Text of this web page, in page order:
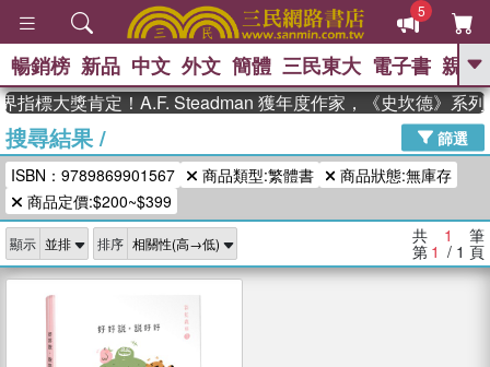
5
GO
高希均教授回憶錄
、 The Odyssey 、 父親節 、 如果歷
史是一群喵 、 暑期推薦 、 國際布克
登輝時代 、 數學女孩：黎曼猜想 、
偉大的迷走神經
暢銷榜 新品 中文 外文 簡體 三民東大 電子書 親子
指標大獎肯定！A.F. Steadman 獲年度作家，《史坎德》系列
搜尋結果/
篩選
ISBN：9789869901567
商品類型:繁體書
商品狀態:無庫存
商品定價:$200~$399
顯示 排序 共 1 筆
第 1 / 1 頁